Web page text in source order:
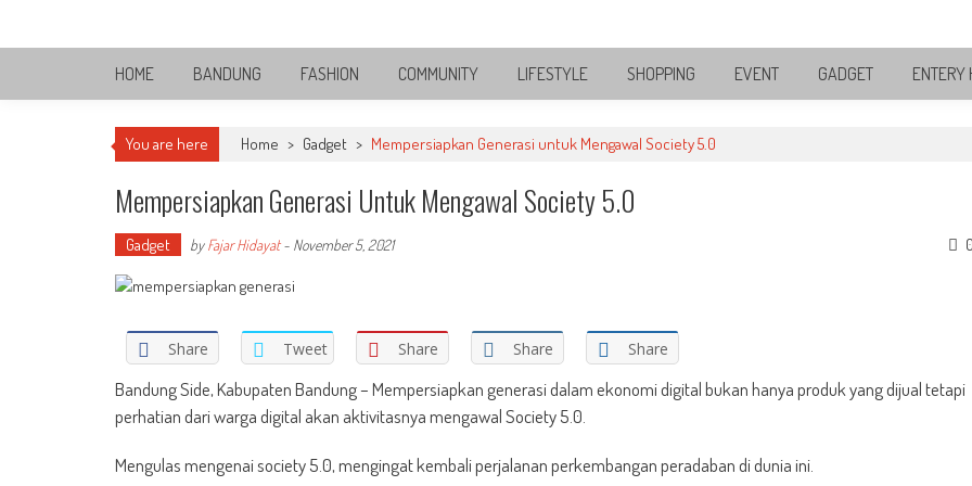
Bandung Side
Sisi Cantik Bandung
HOME BANDUNG FASHION COMMUNITY LIFESTYLE SHOPPING EVENT GADGET ENTERY
You are here Home > Gadget > Mempersiapkan Generasi untuk Mengawal Society 5.0
Mempersiapkan Generasi Untuk Mengawal Society 5.0
Gadget byFajar Hidayat- November 5, 2021 0
Share Tweet Share Share Share
Bandung Side, Kabupaten Bandung – Mempersiapkan generasi dalam ekonomi digital bukan hanya produk yang dijual tetapi
perhatian dari warga digital akan aktivitasnya mengawal Society 5.0.
Mengulas mengenai society 5.0, mengingat kembali perjalanan perkembangan peradaban di dunia ini.